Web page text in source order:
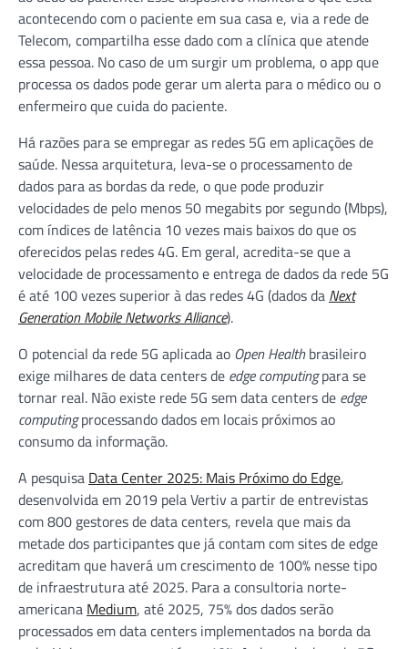
acontecendo com o paciente em sua casa e, via a rede de
Telecom, compartilha esse dado com a clínica que atende
essa pessoa. No caso de um surgir um problema, o app que
processa os dados pode gerar um alerta para o médico ou o
enfermeiro que cuida do paciente.
Há razões para se empregar as redes 5G em aplicações de
saúde. Nessa arquitetura, leva-se o processamento de
dados para as bordas da rede, o que pode produzir
velocidades de pelo menos 50 megabits por segundo (Mbps),
com índices de latência 10 vezes mais baixos do que os
oferecidos pelas redes 4G. Em geral, acredita-se que a
velocidade de processamento e entrega de dados da rede 5G
é até 100 vezes superior à das redes 4G (dados da Next
Generation Mobile Networks Alliance).
O potencial da rede 5G aplicada ao Open Healthbrasileiro
exige milhares de data centers de edge computingpara se
tornar real. Não existe rede 5G sem data centers de edge
computingprocessando dados em locais próximos ao
consumo da informação.
A pesquisa Data Center 2025: Mais Próximo do Edge,
desenvolvida em 2019 pela Vertiv a partir de entrevistas
com 800 gestores de data centers, revela que mais da
metade dos participantes que já contam com sites de edge
acreditam que haverá um crescimento de 100% nesse tipo
de infraestrutura até 2025. Para a consultoria norte-
americana Medium, até 2025, 75% dos dados serão
processados em data centers implementados na borda da